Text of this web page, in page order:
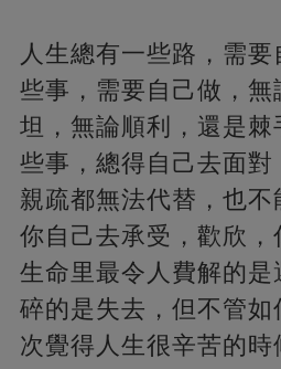
人生總有一些路，需
些事，需要自己做，無
坦，無論順利，還是棘
些事，總得自己去面對
親疏都無法代替，也不
你自己去承受，歡欣，
生命里最令人費解的
碎的是失去，但不管如
次覺得人生很辛苦的時